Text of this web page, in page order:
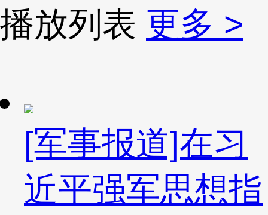
播放列表 更多 >
[军事报道]在习
近平强军思想指